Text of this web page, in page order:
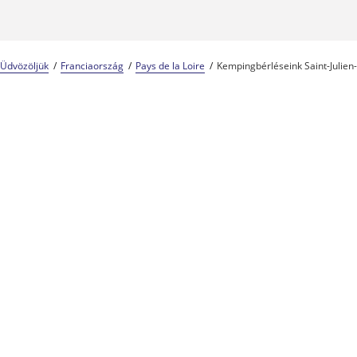
Üdvözöljük Franciaország Pays de la Loire Kempingbérléseink Saint-